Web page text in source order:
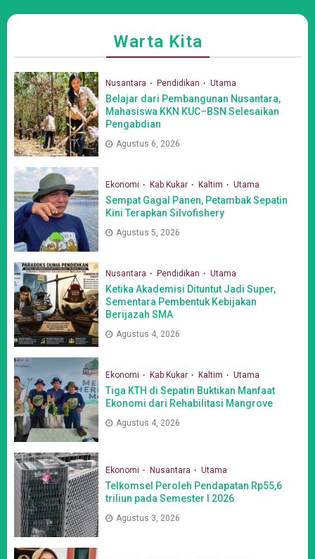
Warta Kita
Nusantara Pendidikan Utama
Belajar dari Pembangunan Nusantara,
Mahasiswa KKN KUC–BSN Selesaikan
Pengabdian
Agustus 6, 2026
Ekonomi Kab Kukar Kaltim Utama
Sempat Gagal Panen, Petambak Sepatin
Kini Terapkan Silvofishery
Agustus 5, 2026
Nusantara Pendidikan Utama
Ketika Akademisi Dituntut Jadi Super,
Sementara Pembentuk Kebijakan
Berijazah SMA
Agustus 4, 2026
Ekonomi Kab Kukar Kaltim Utama
Tiga KTH di Sepatin Buktikan Manfaat
Ekonomi dari Rehabilitasi Mangrove
Agustus 4, 2026
Ekonomi Nusantara Utama
Telkomsel Peroleh Pendapatan Rp55,6
triliun pada Semester I 2026
Agustus 3, 2026